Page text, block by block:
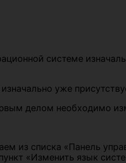
системе
уже
делом необходимо
из списка «Панель
«Изменить язык